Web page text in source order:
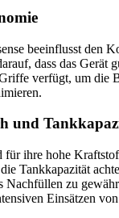
beeinflusst den
dass das Gerät
verfügt, um die
und
für ihre hohe
Tankkapazität
Nachfüllen zu
Einsätzen